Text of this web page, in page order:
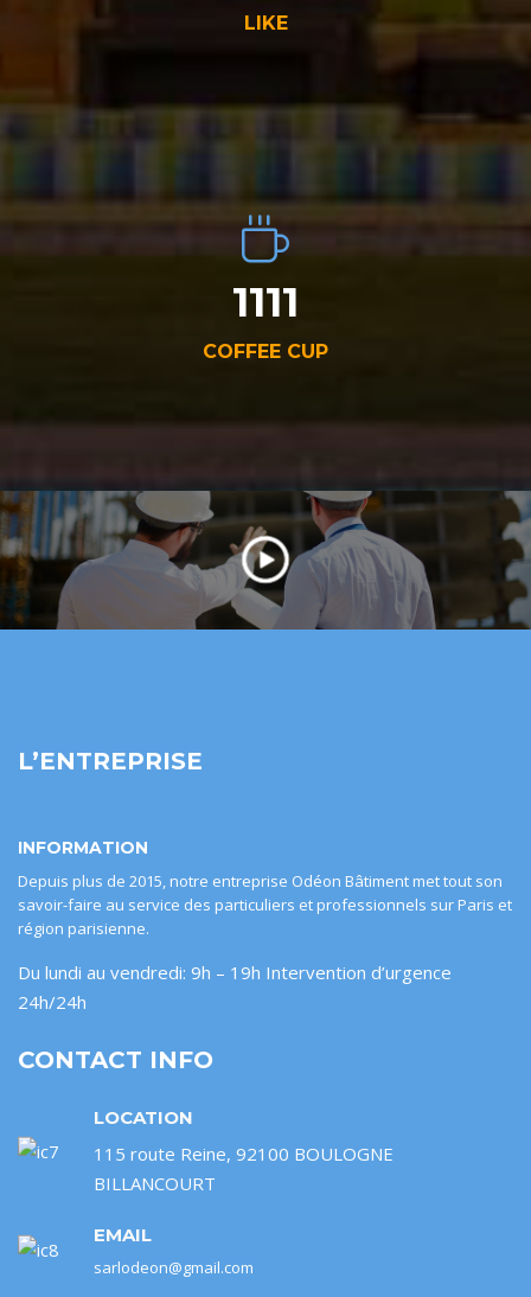
LIKE
1111
COFFEE CUP
L’ENTREPRISE
INFORMATION
Depuis plus de 2015, notre entreprise Odéon Bâtiment met tout son
savoir-faire au service des particuliers et professionnels sur Paris et
région parisienne.
Du lundi au vendredi: 9h – 19h Intervention d’urgence
24h/24h
CONTACT INFO
LOCATION
115 route Reine, 92100 BOULOGNE
BILLANCOURT
EMAIL
sarlodeon@gmail.com